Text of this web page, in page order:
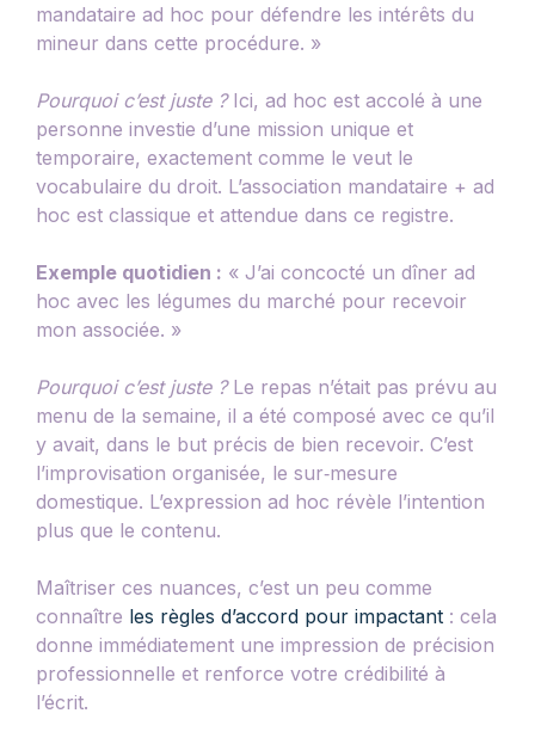
mandataire ad hoc pour défendre les intérêts du
mineur dans cette procédure. »
Pourquoi c’est juste ?Ici, ad hoc est accolé à une
personne investie d’une mission unique et
temporaire, exactement comme le veut le
vocabulaire du droit. L’association mandataire + ad
hoc est classique et attendue dans ce registre.
Exemple quotidien : « J’ai concocté un dîner ad
hoc avec les légumes du marché pour recevoir
mon associée. »
Pourquoi c’est juste ?Le repas n’était pas prévu au
menu de la semaine, il a été composé avec ce qu’il
y avait, dans le but précis de bien recevoir. C’est
l’improvisation organisée, le sur‑mesure
domestique. L’expression ad hoc révèle l’intention
plus que le contenu.
Maîtriser ces nuances, c’est un peu comme
connaître les règles d’accord pour impactant : cela
donne immédiatement une impression de précision
professionnelle et renforce votre crédibilité à
l’écrit.